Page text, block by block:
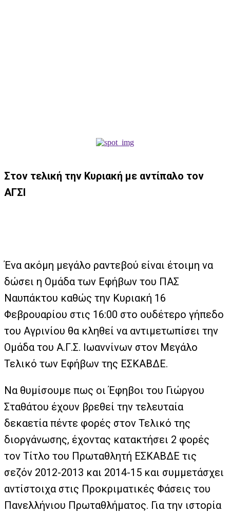
Στον τελική την Κυριακή με αντίπαλο τον
ΑΓΣΙ
Ένα ακόμη μεγάλο ραντεβού είναι έτοιμη να
δώσει η Ομάδα των Εφήβων του ΠΑΣ
Ναυπάκτου καθώς την Κυριακή 16
Φεβρουαρίου στις 16:00 στο ουδέτερο γήπεδο
του Αγρινίου θα κληθεί να αντιμετωπίσει την
Ομάδα του Α.Γ.Σ. Ιωαννίνων στον Μεγάλο
Τελικό των Εφήβων της ΕΣΚΑΒΔΕ.
Να θυμίσουμε πως οι Έφηβοι του Γιώργου
Σταθάτου έχουν βρεθεί την τελευταία
δεκαετία πέντε φορές στον Τελικό της
διοργάνωσης, έχοντας κατακτήσει 2 φορές
τον Τίτλο του Πρωταθλητή ΕΣΚΑΒΔΕ τις
σεζόν 2012-2013 και 2014-15 και συμμετάσχει
αντίστοιχα στις Προκριματικές Φάσεις του
Πανελλήνιου Πρωταθλήματος. Για την ιστορία